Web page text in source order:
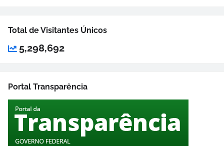
Total de Visitantes Únicos
5,298,692
Portal Transparência